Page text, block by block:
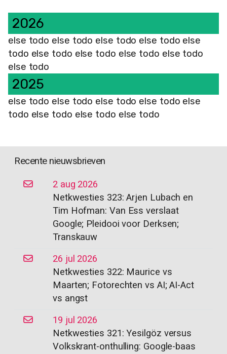
2026
else todo else todo else todo else todo else
todo else todo else todo else todo else todo
else todo
2025
else todo else todo else todo else todo else
todo else todo else todo else todo
Recente nieuwsbrieven
2 aug 2026
Netkwesties 323: Arjen Lubach en
Tim Hofman: Van Ess verslaat
Google; Pleidooi voor Derksen;
Transkauw
26 jul 2026
Netkwesties 322: Maurice vs
Maarten; Fotorechten vs AI; AI-Act
vs angst
19 jul 2026
Netkwesties 321: Yesilgöz versus
Volkskrant-onthulling: Google-baas